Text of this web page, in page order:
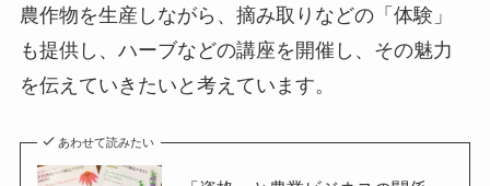
農作物を生産しながら、摘み取りなどの「体験」
も提供し、ハーブなどの講座を開催し、その魅力
を伝えていきたいと考えています。
あわせて読みたい